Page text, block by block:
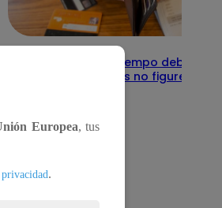
Infocorp: ¿Cuánto tiempo debe pasar
para que tus deudas no figuren en su
Europea, tus
.